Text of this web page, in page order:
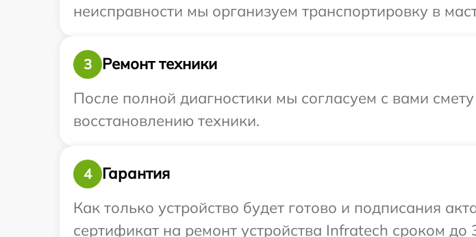
неисправности мы организуем транспортировку в
3
Ремонт техники
После полной диагностики мы согласуем с вами
восстановлению техники.
4
Гарантия
Как только устройство будет готово и подписания
сертификат на ремонт устройства Infratech сроком до